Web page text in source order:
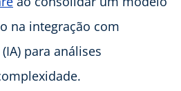
na integração com
para análises